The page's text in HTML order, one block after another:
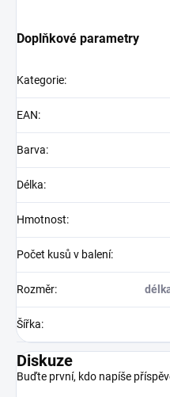
Doplňkové parametry
Kategorie:
EAN:
Barva:
Délka:
Hmotnost:
Počet kusů v balení:
Rozměr:
Šířka:
Diskuze
Buďte první, kdo napíše